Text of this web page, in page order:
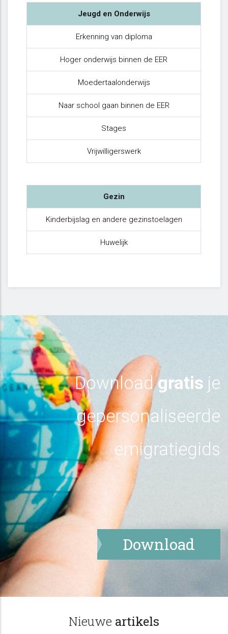
Jeugd en Onderwijs
Erkenning van diploma
Hoger onderwijs binnen de EER
Moedertaalonderwijs
Naar school gaan binnen de EER
Stages
Vrijwilligerswerk
Gezin
Kinderbijslag en andere gezinstoelagen
Huwelijk
Download gratis je
gepersonaliseerde
emigratiegids
Download
Nieuwe artikels